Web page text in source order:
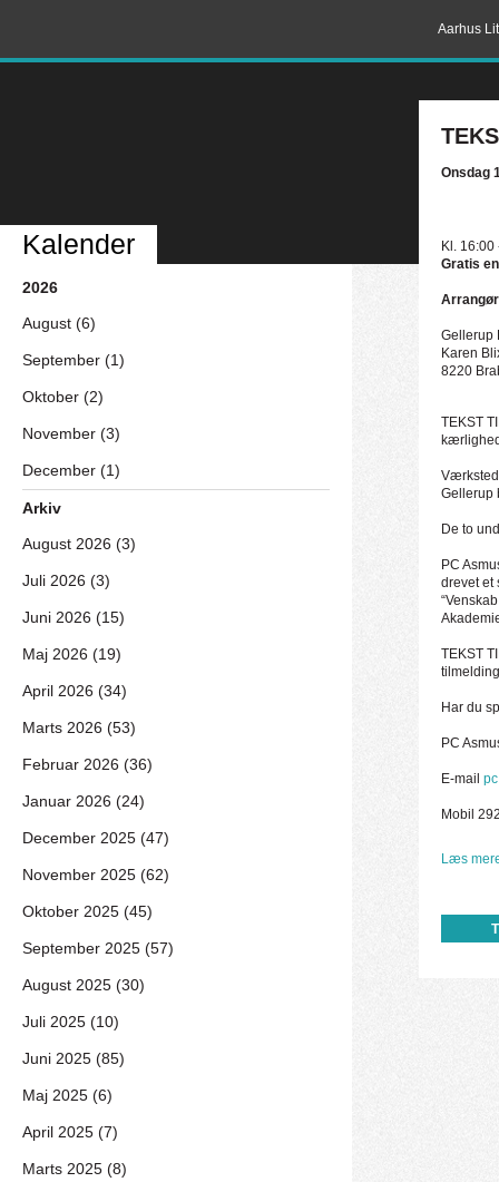
Aarhus
Onsdag
Kl. 16:00
Gratis
Gellerup
Karen
8220
TEKST
Gellerup
De to
PC
drevet et
TEKST
Har du
PC
E-mail
Mobil
Læs
Kalender
2026
August (6)
September (1)
Oktober (2)
November (3)
December (1)
Arkiv
August 2026 (3)
Juli 2026 (3)
Juni 2026 (15)
Maj 2026 (19)
April 2026 (34)
Marts 2026 (53)
Februar 2026 (36)
Januar 2026 (24)
December 2025 (47)
November 2025 (62)
Oktober 2025 (45)
September 2025 (57)
August 2025 (30)
Juli 2025 (10)
Juni 2025 (85)
Maj 2025 (6)
April 2025 (7)
Marts 2025 (8)